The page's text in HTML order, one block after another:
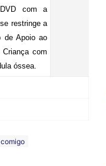
com a
restringe a
de Apoio ao
com
óssea.